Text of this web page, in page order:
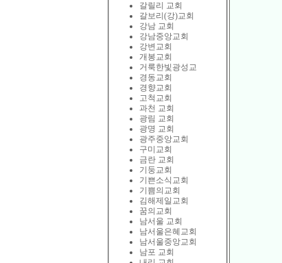
갈릴리 교회
갈보리(강)교회
강남 교회
강남중앙교회
강변교회
개봉교회
거룩한빛광성교
경동교회
경향교회
고척교회
과천 교회
광림 교회
광명 교회
광주중앙교회
구미교회
금란 교회
기둥교회
기쁜소식교회
기쁨의교회
김해제일교회
꿈의교회
남서울 교회
남서울은혜교회
남서울중앙교회
남포 교회